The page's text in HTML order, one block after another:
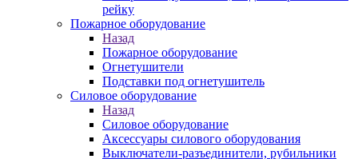
рейку
Пожарное оборудование
Назад
Пожарное оборудование
Огнетушители
Подставки под огнетушитель
Силовое оборудование
Назад
Силовое оборудование
Аксессуары силового оборудования
Выключатели-разъединители, рубильники